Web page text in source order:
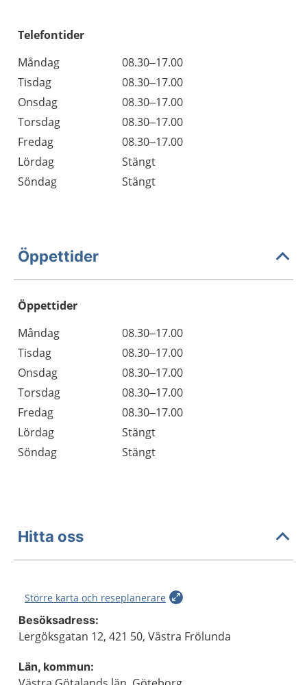
Telefontider
Måndag
08.30–17.00
Tisdag
08.30–17.00
Onsdag
08.30–17.00
Torsdag
08.30–17.00
Fredag
08.30–17.00
Lördag
Stängt
Söndag
Stängt
Öppettider
Öppettider
Dag
Öppettider
Kommentarer
Måndag
08.30–17.00
Tisdag
08.30–17.00
Onsdag
08.30–17.00
Torsdag
08.30–17.00
Fredag
08.30–17.00
Lördag
Stängt
Söndag
Stängt
Hitta oss
Större karta och reseplanerare
Besöksadress:
Lergöksgatan 12, 421 50, Västra Frölunda
Län, kommun: